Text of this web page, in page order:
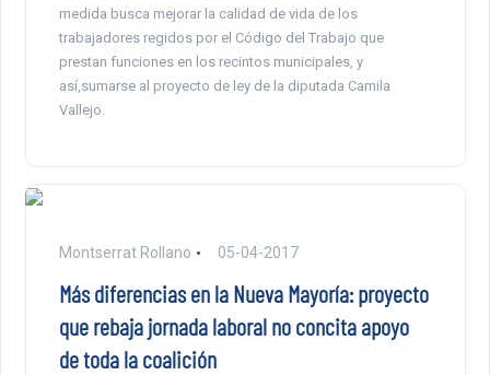
medida busca mejorar la calidad de vida de los
trabajadores regidos por el Código del Trabajo que
prestan funciones en los recintos municipales, y
así,sumarse al proyecto de ley de la diputada Camila
Vallejo.
Montserrat Rollano 05-04-2017
Más diferencias en la Nueva Mayoría: proyecto
que rebaja jornada laboral no concita apoyo
de toda la coalición